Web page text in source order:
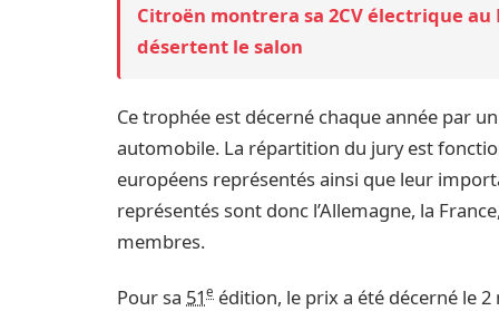
Citroën montrera sa 2CV électrique
désertent le salon
Ce trophée est décerné chaque année par
automobile. La répartition du jury est
européens représentés ainsi que leur
représentés sont donc l’Allemagne, la
membres.
Pour sa 51e édition, le prix a été décerné le